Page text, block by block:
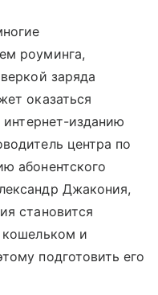
роуминга,
заряда
оказаться
интернет-изданию
центра по
абонентского
Джакония,
становится
кошельком и
подготовить его